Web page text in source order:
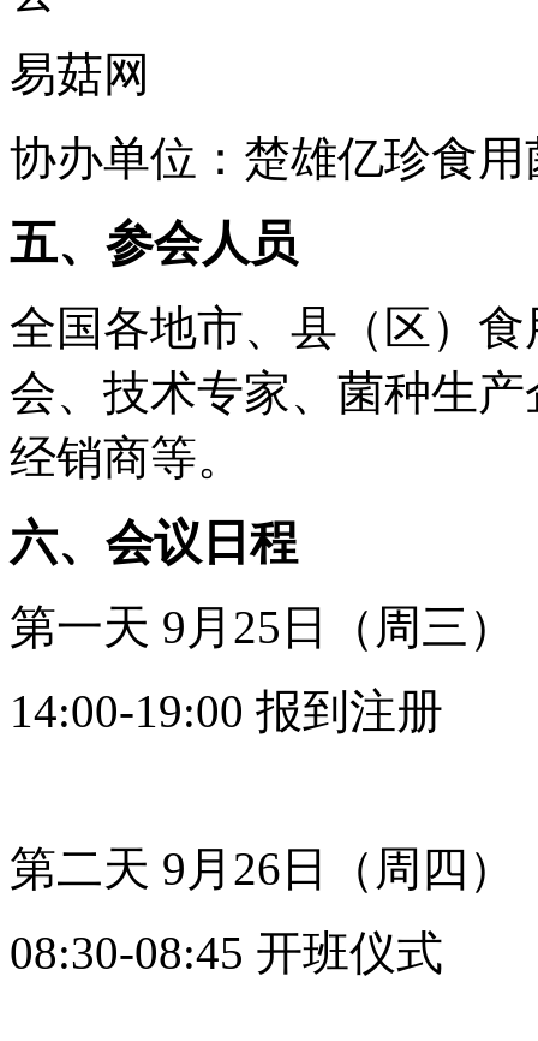
易菇网
协办单位：楚雄亿珍食
五、参会人员
全国各地市、县（区）
会、技术专家、菌种生
经销商等。
六、会议日程
第一天 9月25日（周三）
14:00-19:00 报到注册
第二天 9月26日（周四）
08:30-08:45 开班仪式